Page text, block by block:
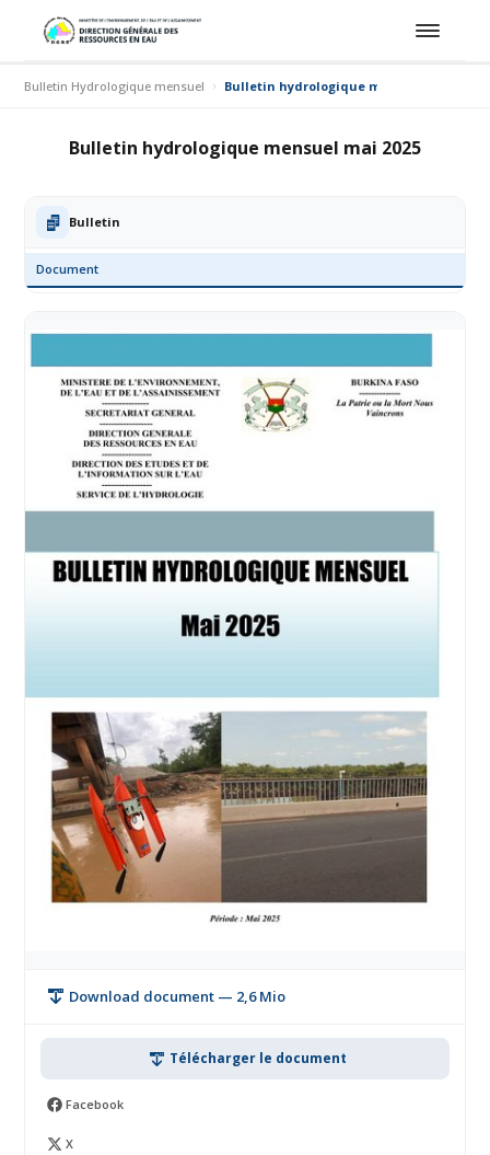
Bulletin Hydrologique mensuel Bulletin hydrologique mensuel mai 2025
Bulletin hydrologique mensuel mai 2025
Bulletin
Document
Download document — 2,6 Mio
Télécharger le document
Facebook
X